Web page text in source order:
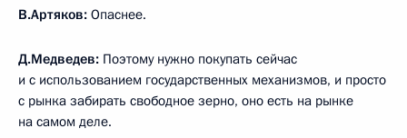
В.Артяков: Опаснее.
Д.Медведев: Поэтому нужно покупать сейчас
и с использованием государственных механизмов, и просто
с рынка забирать свободное зерно, оно есть на рынке
на самом деле.